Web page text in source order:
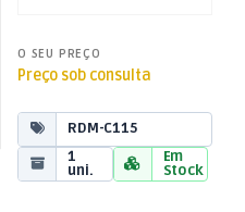
O SEU PREÇO
Preço sob consulta
RDM-C115
1
uni.
Em
Stock